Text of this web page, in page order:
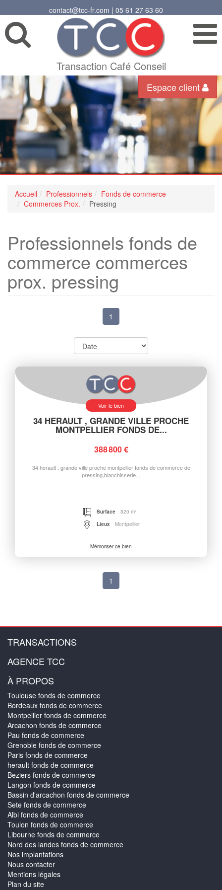
contact@tcc-fr.com | 05 61 27 63 60
Transaction Café Conseil
Espace client
Accueil Professionnels
Fonds de commerce
Commerces Prox.
Pressing
Professionnels fonds de
commerce commerces
prox. pressing
1
Voir le bien
34 HERAULT , GRANDE VILLE PROCHE
MONTPELLIER FONDS DE...
388 800 €
34 herault , grande ville proche montpellier fonds de commerce de
pressing,blanchisserie...
Surface
820 m²
Lieux
Montpellier
Mémoriser ce bien
1
TRANSACTIONS
AGENCE TCC
À PROPOS
Toulouse fonds de commerce
Bordeaux fonds de commerce
Montpellier fonds de commerce
Arcachon fonds de commerce
Pau fonds de commerce
Grenoble fonds de commerce
Paris fonds de commerce
herault fonds de commerce
Beziers fonds de commerce
Langon fonds de commerce
Bassin d'arcachon fonds de commerce
Sete fonds de commerce
Albi fonds de commerce
Toulon fonds de commerce
Libourne fonds de commerce
Nord des landes fonds de commerce
Nos implantations
Nous contacter
Mentions légales
Plan du site